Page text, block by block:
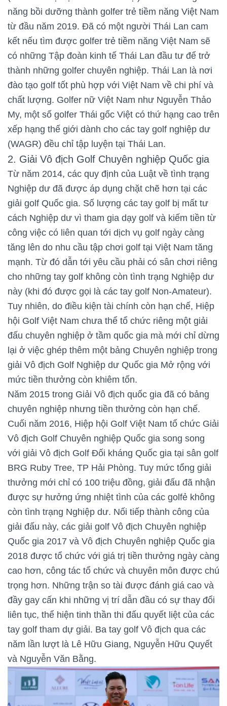
năng bồi dưỡng thành golfer trẻ tiềm năng Việt Nam
từ đầu năm 2019. Đã có một người Thái Lan cam
kết nếu tìm được golfer trẻ tiềm năng Việt Nam sẽ
có những Tập đoàn kinh tế Thái Lan đầu tư để trở
thành những golfer chuyên nghiệp. Thái Lan là nơi
đào tạo golf tốt phù hợp với Việt Nam về chi phí và
chất lượng. Golfer nữ Việt Nam như Nguyễn Thảo
My, một số golfer Thái gốc Việt có thứ hạng cao trên
xếp hạng thế giới dành cho các tay golf nghiệp dư
(WAGR) đều chỉ tập luyện tại Thái Lan.
2. Giải Vô địch Golf Chuyên nghiệp Quốc gia
Từ năm 2014, các quy định của Luật về tình trạng
Nghiệp dư đã được áp dụng chặt chẽ hơn tại các
giải golf Quốc gia. Số lượng các tay golf bị mất tư
cách Nghiệp dư vì tham gia dạy golf và kiếm tiền từ
công việc có liên quan tới dịch vụ golf ngày càng
tăng lên do nhu cầu tập chơi golf tại Việt Nam tăng
mạnh. Từ đó dẫn tới yêu cầu phải có sân chơi riêng
cho những tay golf không còn tình trạng Nghiệp dư
này (khi đó được gọi là các tay golf Non-Amateur).
Tuy nhiên, do điều kiện tài chính còn hạn chế, Hiệp
hội Golf Việt Nam chưa thể tổ chức riêng một giải
đấu chuyên nghiệp ở tầm quốc gia mà mới chỉ dừng
lại ở việc ghép thêm một bảng Chuyên nghiệp trong
giải Vô địch Golf Nghiệp dư Quốc gia Mở rộng với
mức tiền thưởng còn khiêm tốn.
Năm 2015 trong Giải Vô địch quốc gia đã có bảng
chuyên nghiệp nhưng tiền thưởng còn hạn chế.
Cuối năm 2016, Hiệp hội Golf Việt Nam tổ chức Giải
Vô địch Golf Chuyên nghiệp Quốc gia song song
với giải Vô địch Golf Đối kháng Quốc gia tại sân golf
BRG Ruby Tree, TP Hải Phòng. Tuy mức tổng giải
thưởng mới chỉ có 100 triệu đồng, giải đấu đã nhận
được sự hưởng ứng nhiệt tình của các golfẻ không
còn tình trạng Nghiệp dư. Nối tiếp thành công của
giải đấu này, các giải golf Vô địch Chuyên nghiệp
Quốc gia 2017 và Vô địch Chuyên nghiệp Quốc gia
2018 được tổ chức với giá trị tiền thưởng ngày càng
cao hơn, công tác tổ chức và chuyên môn được chú
trọng hơn. Những trận so tài được đánh giá cao và
đầy gay cấn khi những vị trí dẫn đầu có sự thay đổi
liên tục, thể hiện tinh thần thi đấu quyết liệt của các
tay golf tham dự giải. Ba tay golf Vô địch qua các
năm lần lượt là Lê Hữu Giang, Nguyễn Hữu Quyết
và Nguyễn Văn Bằng.